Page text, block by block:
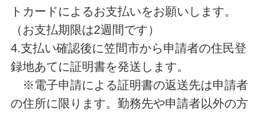
トカードによるお支払いをお願いします。
（お支払期限は2週間です）
4.支払い確認後に笠間市から申請者の住民登
録地あてに証明書を発送します。
※電子申請による証明書の返送先は申請者
の住所に限ります。勤務先や申請者以外の方